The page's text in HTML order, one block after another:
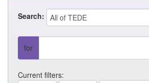
Search:
for
Current filters: